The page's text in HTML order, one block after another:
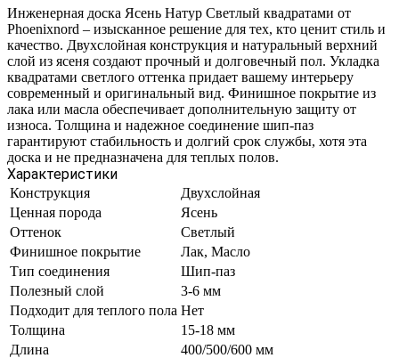
Инженерная доска Ясень Натур Светлый квадратами от
Phoenixnord – изысканное решение для тех, кто ценит стиль и
качество. Двухслойная конструкция и натуральный верхний
слой из ясеня создают прочный и долговечный пол. Укладка
квадратами светлого оттенка придает вашему интерьеру
современный и оригинальный вид. Финишное покрытие из
лака или масла обеспечивает дополнительную защиту от
износа. Толщина и надежное соединение шип-паз
гарантируют стабильность и долгий срок службы, хотя эта
доска и не предназначена для теплых полов.
Характеристики
Конструкция
Двухслойная
Ценная порода
Ясень
Оттенок
Светлый
Финишное покрытие
Лак, Масло
Тип соединения
Шип-паз
Полезный слой
3-6 мм
Подходит для теплого пола Нет
Толщина
15-18 мм
Длина
400/500/600 мм